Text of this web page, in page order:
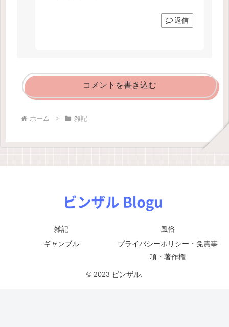
返信
コメントを書き込む
ホーム 雑記
雑記
風俗
ギャンブル
プライバシーポリシー・免責事
項・著作権
© 2023 ビンザル.